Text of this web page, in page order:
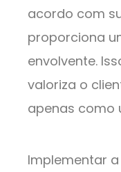
acordo com
proporciona
envolvente.
valoriza o
apenas como
Implementar